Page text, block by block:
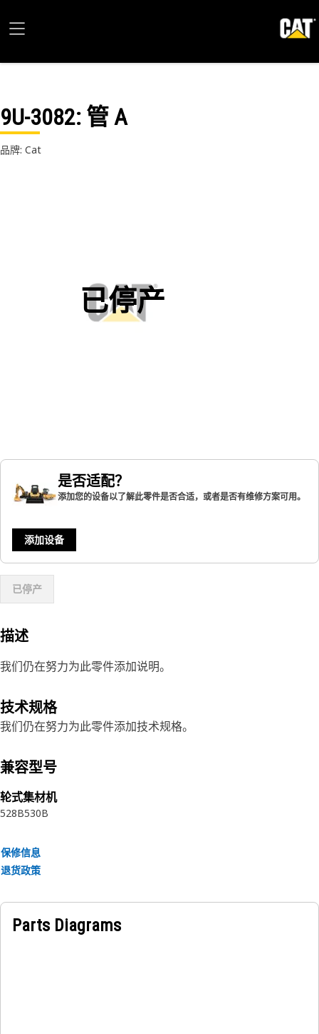
9U-3082: 管 A
品牌: Cat
已停产
是否适配？
添加您的设备以了解此零件是否合适，或者是否有维修方案可用。
添加设备
已停产
描述
我们仍在努力为此零件添加说明。
技术规格
我们仍在努力为此零件添加技术规格。
兼容型号
轮式集材机
528B530B
保修信息
退货政策
Parts Diagrams